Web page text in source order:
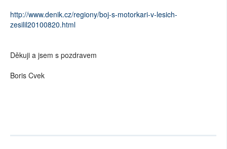
http://www.denik.cz/regiony/boj-s-motorkari-v-lesich-
zesilil20100820.html
Děkuji a jsem s pozdravem
Boris Cvek